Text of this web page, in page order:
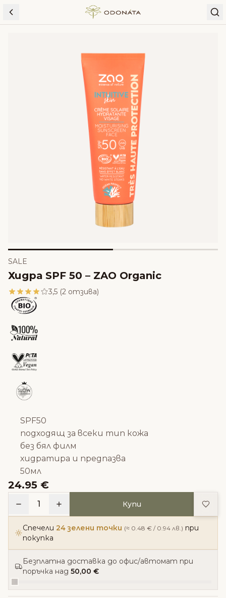
Skip to content
SALE
Хидра SPF 50 – ZAO Organic
3,5 (2 отзива)
SPF50
подходящ за всеки тип кожа
без бял филм
хидратира и предпазва
50мл
24.95 €
1 Купи
Спечели 24 зелени точки (≈ 0.48 € / 0.94 лв.) при
покупка
Безплатна доставка до офис/автомат при
поръчка над 50,00 €